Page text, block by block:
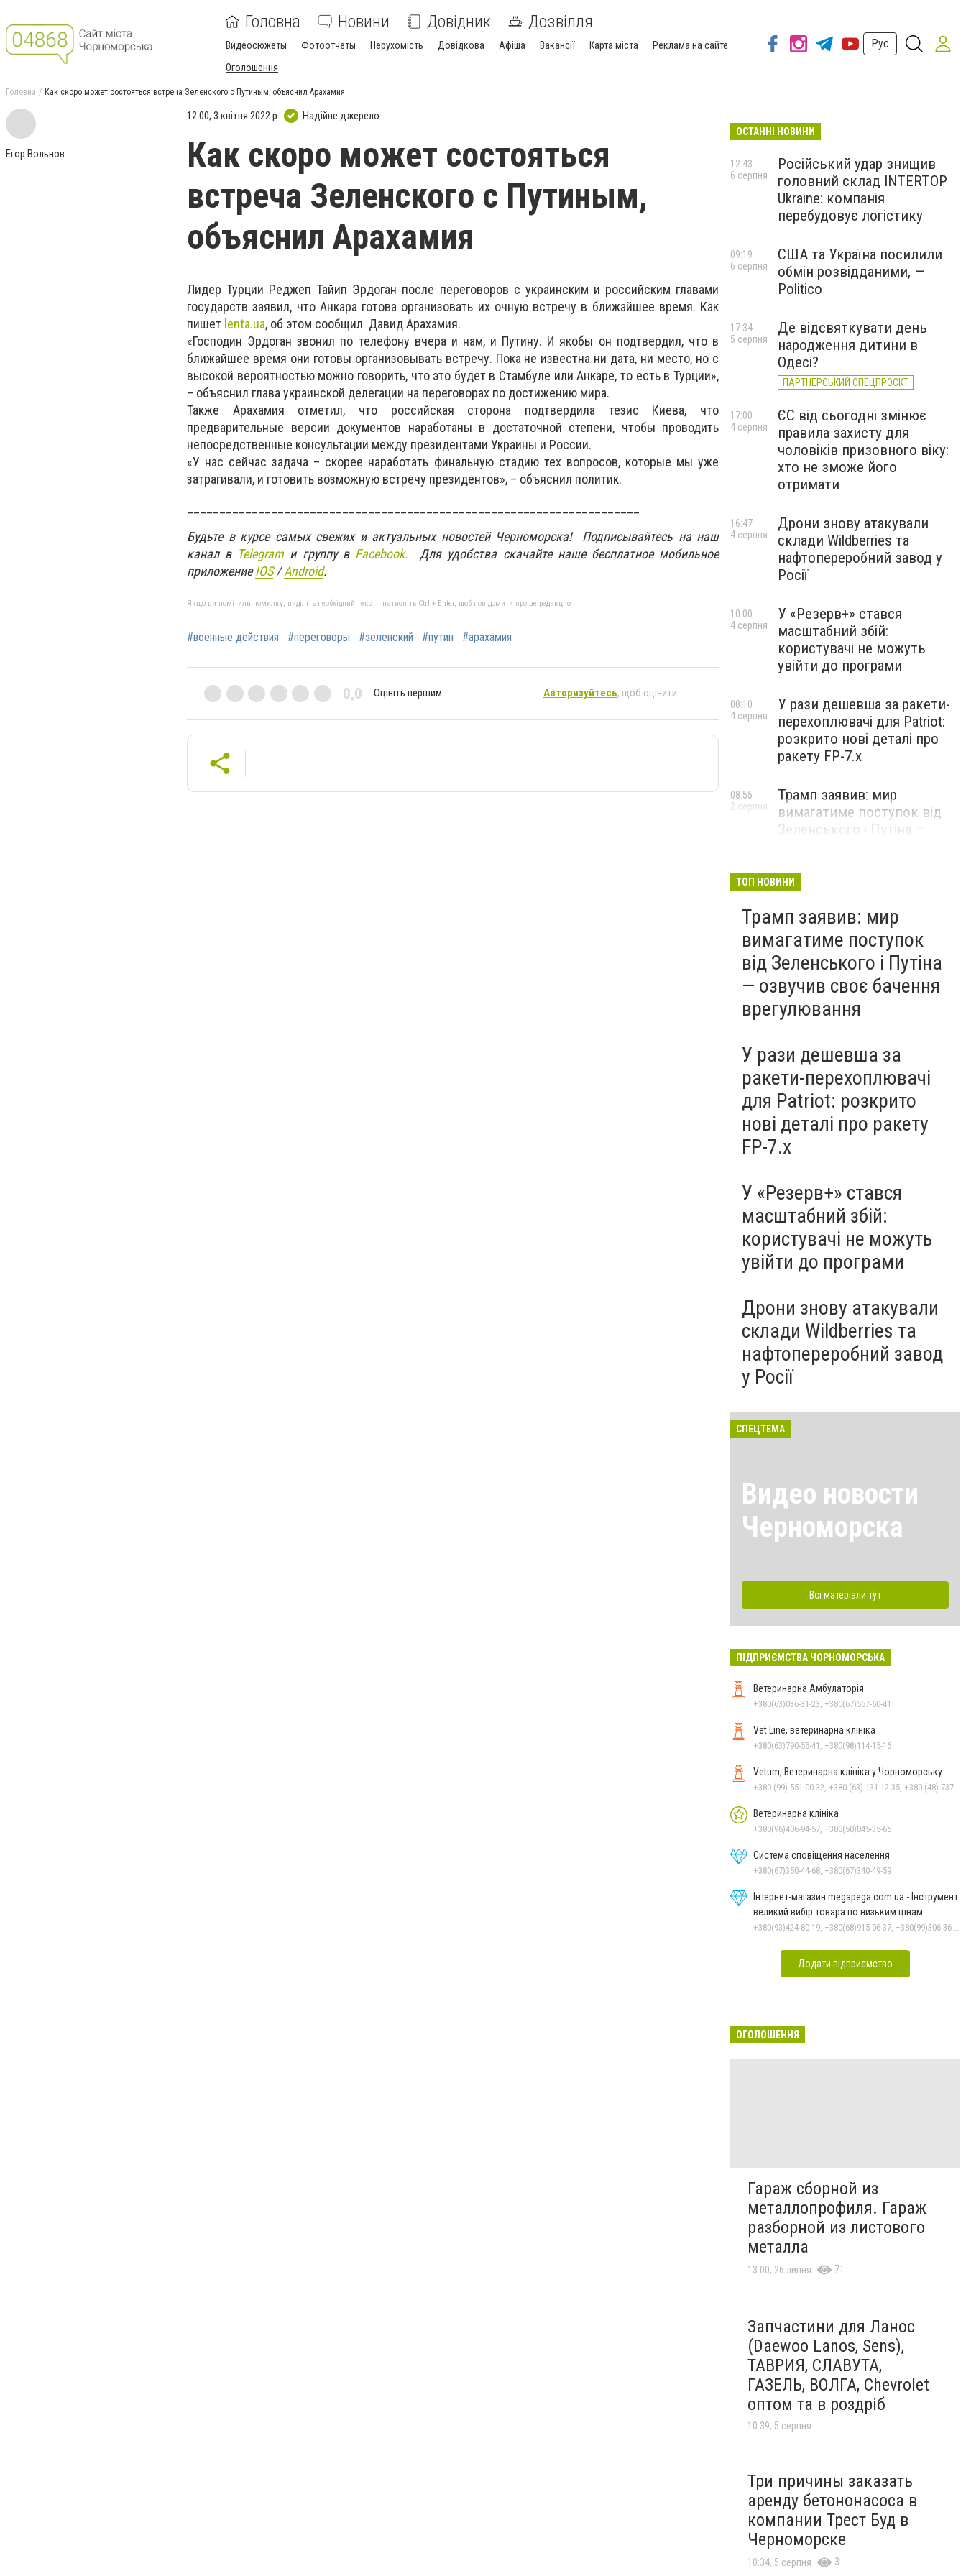
Головна Новини Довідник Дозвілля
Видеосюжеты Фотоотчеты Нерухомість Довідкова Афіша Вакансії Карта міста
Реклама на сайте
Оголошення
Рус
Головна Как скоро может состояться встреча Зеленского с Путиным, объяснил Арахамия
Егор Вольнов
12:00, 3 квітня 2022 р. Надійне джерело
Как скоро может состояться
встреча Зеленского с Путиным,
объяснил Арахамия
Лидер Турции Реджеп Тайип Эрдоган после переговоров с украинским и российским главами
государств заявил, что Анкара готова организовать их очную встречу в ближайшее время. Как
пишет lenta.ua, об этом сообщил Давид Арахамия.
«Господин Эрдоган звонил по телефону вчера и нам, и Путину. И якобы он подтвердил, что в
ближайшее время они готовы организовывать встречу. Пока не известна ни дата, ни место, но с
высокой вероятностью можно говорить, что это будет в Стамбуле или Анкаре, то есть в Турции»,
– объяснил глава украинской делегации на переговорах по достижению мира.
Также Арахамия отметил, что российская сторона подтвердила тезис Киева, что
предварительные версии документов наработаны в достаточной степени, чтобы проводить
непосредственные консультации между президентами Украины и России.
«У нас сейчас задача – скорее наработать финальную стадию тех вопросов, которые мы уже
затрагивали, и готовить возможную встречу президентов», – объяснил политик.
Будьте в курсе самых свежих и актуальных новостей Черноморска! Подписывайтесь на наш
канал в Telegram и группу в Facebook. Для удобства скачайте наше бесплатное мобильное
приложениеIOS/Android.
Якщо ви помітили помилку, виділіть необхідний текст і натисніть Ctrl + Enter, щоб повідомити про це редакцію
#военные действия #переговоры #зеленский #путин #арахамия
0,0 Оцініть першим Авторизуйтесь, щоб оцінити
ОСТАННІ НОВИНИ
Російський удар знищив
головний склад INTERTOP
Ukraine: компанія
перебудовує логістику
12:43
6 серпня
США та Україна посилили
обмін розвідданими, —
Politico
09:19
6 серпня
Де відсвяткувати день
народження дитини в
Одесі?
ПАРТНЕРСЬКИЙ СПЕЦПРОЄКТ
17:34
5 серпня
ЄС від сьогодні змінює
правила захисту для
чоловіків призовного віку:
хто не зможе його
отримати
17:00
4 серпня
Дрони знову атакували
склади Wildberries та
нафтопереробний завод у
Росії
16:47
4 серпня
У «Резерв+» стався
масштабний збій:
користувачі не можуть
увійти до програми
10:00
4 серпня
У рази дешевша за ракети-
перехоплювачі для Patriot:
розкрито нові деталі про
ракету FP-7.x
08:10
4 серпня
Трамп заявив: мир
вимагатиме поступок від
Зеленського і Путіна —
08:55
2 серпня
ТОП НОВИНИ
Трамп заявив: мир
вимагатиме поступок
від Зеленського і Путіна
— озвучив своє бачення
врегулювання
У рази дешевша за
ракети-перехоплювачі
для Patriot: розкрито
нові деталі про ракету
FP-7.x
У «Резерв+» стався
масштабний збій:
користувачі не можуть
увійти до програми
Дрони знову атакували
склади Wildberries та
нафтопереробний завод
у Росії
СПЕЦТЕМА
Видео новости
Черноморска
Всі матеріали тут
ПІДПРИЄМСТВА ЧОРНОМОРСЬКА
Ветеринарна Амбулаторія
+380(63)036-31-23, +380(67)557-60-41
Vet Line, ветеринарна клініка
+380(63)790-55-41, +380(98)114-15-16
Vetum, Ветеринарна клініка у Чорноморську
Ветеринарна клініка
+380(96)406-94-57, +380(50)045-35-65
Система сповіщення населення
+380(67)350-44-68, +380(67)340-49-59
Інтернет-магазин megapega.com.ua - Інструмент
великий вибір товара по низьким цінам
Додати підприємство
ОГОЛОШЕННЯ
Гараж сборной из
металлопрофиля. Гараж
разборной из листового
металла
13:00, 26 липня 71
Запчастини для Ланос
(Daewoo Lanos, Sens),
ТАВРИЯ, СЛАВУТА,
ГАЗЕЛЬ, ВОЛГА, Chevrolet
оптом та в роздріб
10:39, 5 серпня
Три причины заказать
аренду бетононасоса в
компании Трест Буд в
Черноморске
10:34, 5 серпня 3